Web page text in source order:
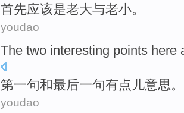
首先应该是老大与老小。
youdao
The two interesting points here
第一句和最后一句有点儿意思。
youdao